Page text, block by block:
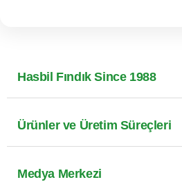
Hasbil Fındık Since 1988
Ürünler ve Üretim Süreçleri
Medya Merkezi